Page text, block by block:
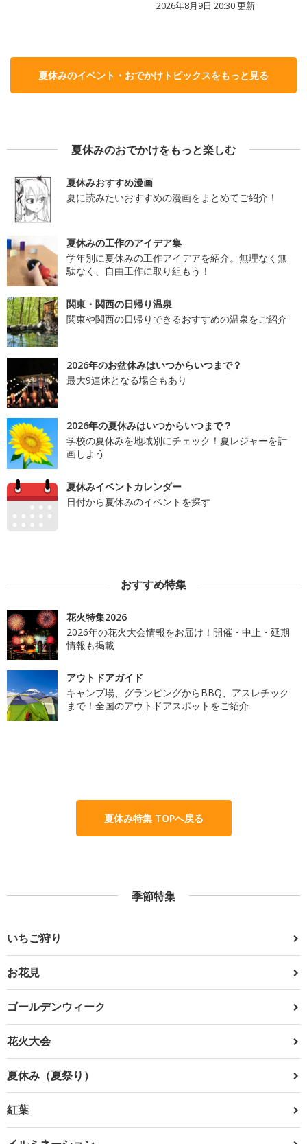
2026年8月9日 20:30更新
夏休みのイベント・おでかけトピックスをもっと見る
夏休みのおでかけをもっと楽しむ
夏休みおすすめ漫画
夏に読みたいおすすめの漫画をまとめてご紹介！
夏休みの工作のアイデア集
学年別に夏休みの工作アイデアを紹介。無理なく無
駄なく、自由工作に取り組もう！
関東・関西の日帰り温泉
関東や関西の日帰りできるおすすめの温泉をご紹介
2026年のお盆休みはいつからいつまで？
最大9連休となる場合もあり
2026年の夏休みはいつからいつまで？
学校の夏休みを地域別にチェック！夏レジャーを計
画しよう
夏休みイベントカレンダー
日付から夏休みのイベントを探す
おすすめ特集
花火特集2026
2026年の花火大会情報をお届け！開催・中止・延期
情報も掲載
アウトドアガイド
キャンプ場、グランピングからBBQ、アスレチック
まで！全国のアウトドアスポットをご紹介
夏休み特集 TOPへ戻る
季節特集
いちご狩り
お花見
ゴールデンウィーク
花火大会
夏休み（夏祭り）
紅葉